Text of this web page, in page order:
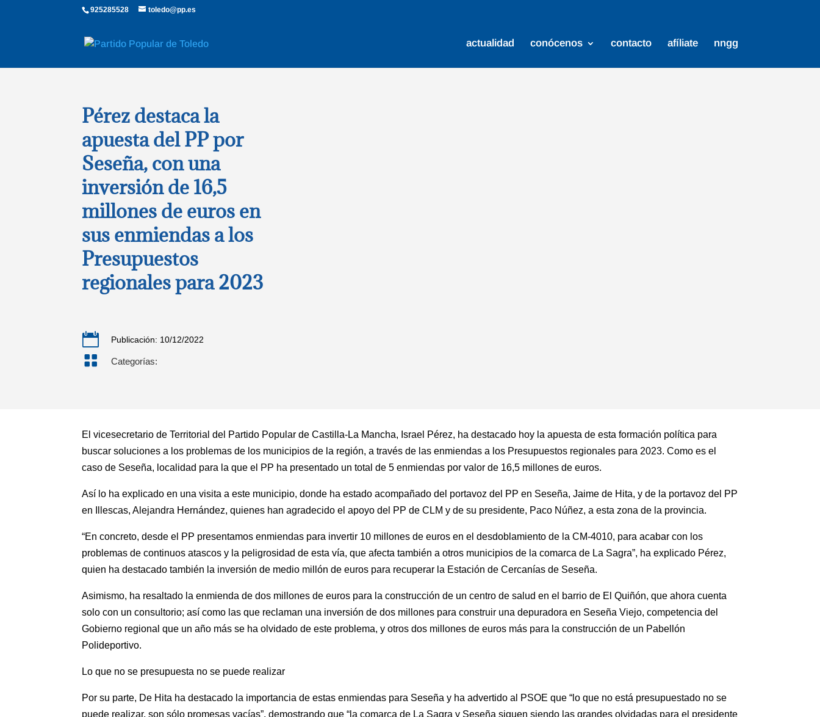
925285528 toledo@pp.es
actualidad conócenos contacto afíliate nngg
Pérez destaca la
apuesta del PP por
Seseña, con una
inversión de 16,5
millones de euros en
sus enmiendas a los
Presupuestos
regionales para 2023
 Publicación: 10/12/2022
 Categorías:
El vicesecretario de Territorial del Partido Popular de Castilla-La Mancha, Israel Pérez, ha destacado hoy la apuesta de esta formación política para
buscar soluciones a los problemas de los municipios de la región, a través de las enmiendas a los Presupuestos regionales para 2023. Como es el
caso de Seseña, localidad para la que el PP ha presentado un total de 5 enmiendas por valor de 16,5 millones de euros.
Así lo ha explicado en una visita a este municipio, donde ha estado acompañado del portavoz del PP en Seseña, Jaime de Hita, y de la portavoz del PP
en Illescas, Alejandra Hernández, quienes han agradecido el apoyo del PP de CLM y de su presidente, Paco Núñez, a esta zona de la provincia.
“En concreto, desde el PP presentamos enmiendas para invertir 10 millones de euros en el desdoblamiento de la CM-4010, para acabar con los
problemas de continuos atascos y la peligrosidad de esta vía, que afecta también a otros municipios de la comarca de La Sagra”, ha explicado Pérez,
quien ha destacado también la inversión de medio millón de euros para recuperar la Estación de Cercanías de Seseña.
Asimismo, ha resaltado la enmienda de dos millones de euros para la construcción de un centro de salud en el barrio de El Quiñón, que ahora cuenta
solo con un consultorio; así como las que reclaman una inversión de dos millones para construir una depuradora en Seseña Viejo, competencia del
Gobierno regional que un año más se ha olvidado de este problema, y otros dos millones de euros más para la construcción de un Pabellón
Polideportivo.
Lo que no se presupuesta no se puede realizar
Por su parte, De Hita ha destacado la importancia de estas enmiendas para Seseña y ha advertido al PSOE que “lo que no está presupuestado no se
puede realizar, son sólo promesas vacías”, demostrando que “la comarca de La Sagra y Seseña siguen siendo las grandes olvidadas para el presidente